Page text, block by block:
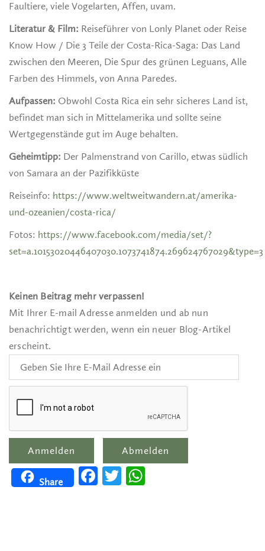
Faultiere, viele Vogelarten, Affen, uvam.
Literatur & Film: Reiseführer von Lonly Planet oder Reise
Know How / Die 3 Teile der Costa-Rica-Saga: Das Land
zwischen den Meeren, Die Spur des grünen Leguans, Alle
Farben des Himmels, von Anna Paredes.
Aufpassen: Obwohl Costa Rica ein sehr sicheres Land ist,
befindet man sich in Mittelamerika und sollte seine
Wertgegenstände gut im Auge behalten.
Geheimtipp: Der Palmenstrand von Carillo, etwas südlich
von Samara an der Pazifikküste
Reiseinfo: https://www.weltweitwandern.at/amerika-
und-ozeanien/costa-rica/
Fotos: https://www.facebook.com/media/set/?
set=a.10153020446407030.1073741874.269624767029&type=3
Keinen Beitrag mehr verpassen!
Mit Ihrer E-mail Adresse anmelden und ab nun
benachrichtigt werden, wenn ein neuer Blog-Artikel
erscheint.
Share
FacebookTwitter